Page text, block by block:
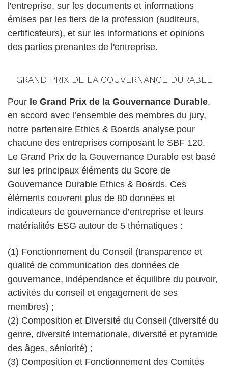
l'entreprise, sur les documents et informations
émises par les tiers de la profession (auditeurs,
certificateurs), et sur les informations et opinions
des parties prenantes de l'entreprise.
GRAND PRIX DE LA GOUVERNANCE DURABLE
Pour le Grand Prix de la Gouvernance Durable,
en accord avec l’ensemble des membres du jury,
notre partenaire Ethics & Boards analyse pour
chacune des entreprises composant le SBF 120.
Le Grand Prix de la Gouvernance Durable est basé
sur les principaux éléments du Score de
Gouvernance Durable Ethics & Boards. Ces
éléments couvrent plus de 80 données et
indicateurs de gouvernance d’entreprise et leurs
matérialités ESG autour de 5 thématiques :
(1) Fonctionnement du Conseil (transparence et
qualité de communication des données de
gouvernance, indépendance et équilibre du pouvoir,
activités du conseil et engagement de ses
membres) ;
(2) Composition et Diversité du Conseil (diversité du
genre, diversité internationale, diversité et pyramide
des âges, séniorité) ;
(3) Composition et Fonctionnement des Comités